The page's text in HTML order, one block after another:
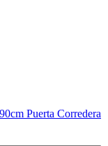
Puerta Corredera